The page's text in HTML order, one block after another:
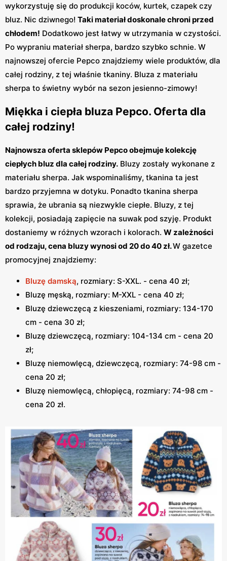
wykorzystuję się do produkcji koców, kurtek, czapek czy
bluz. Nic dziwnego! Taki materiał doskonale chroni przed
chłodem! Dodatkowo jest łatwy w utrzymania w czystości.
Po wypraniu materiał sherpa, bardzo szybko schnie. W
najnowszej ofercie Pepco znajdziemy wiele produktów, dla
całej rodziny, z tej właśnie tkaniny. Bluza z materiału
sherpa to świetny wybór na sezon jesienno-zimowy!
Miękka i ciepła bluza Pepco. Oferta dla
całej rodziny!
Najnowsza oferta sklepów Pepco obejmuje kolekcję
ciepłych bluz dla całej rodziny. Bluzy zostały wykonane z
materiału sherpa. Jak wspominaliśmy, tkanina ta jest
bardzo przyjemna w dotyku. Ponadto tkanina sherpa
sprawia, że ubrania są niezwykle ciepłe. Bluzy, z tej
kolekcji, posiadają zapięcie na suwak pod szyję. Produkt
dostaniemy w różnych wzorach i kolorach. W zależności
od rodzaju, cena bluzy wynosi od 20 do 40 zł.W gazetce
promocyjnej znajdziemy:
Bluzę damską, rozmiary: S-XXL. - cena 40 zł;
Bluzę męską, rozmiary: M-XXL - cena 40 zł;
Bluzę dziewczęcą z kieszeniami, rozmiary: 134-170
cm - cena 30 zł;
Bluzę dziewczęcą, rozmiary: 104-134 cm - cena 20
zł;
Bluzę niemowlęcą, dziewczęcą, rozmiary: 74-98 cm -
cena 20 zł;
Bluzę niemowlęcą, chłopięcą, rozmiary: 74-98 cm -
cena 20 zł.